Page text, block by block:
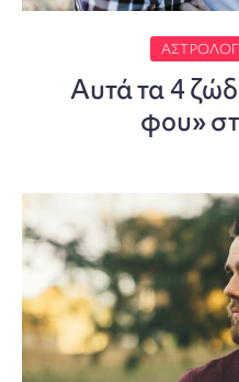
Αυτά τα 4
φου»